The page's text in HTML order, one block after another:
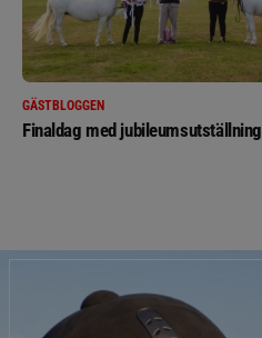
GÄSTBLOGGEN
Finaldag med jubileumsutställning